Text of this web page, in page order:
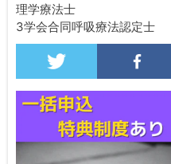
理学療法士
3学会合同呼吸療法認定士